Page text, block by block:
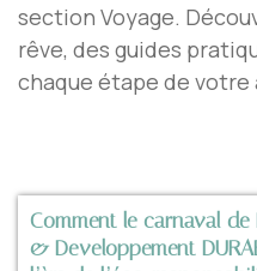
section Voyage.
rêve, des guides
chaque étape de votre
Comment le carnaval de
& Developpement